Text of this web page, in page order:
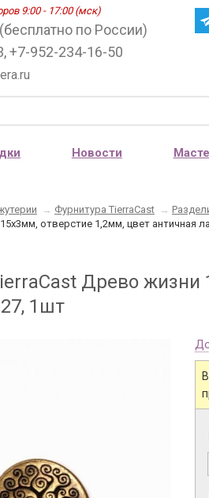
9:00 - 17:00 (мск)
по России)
+7-952-234-16-50
Новости
→ Фурнитура TierraCast →
отверстие 1,2мм, цвет античная
Древо
1шт